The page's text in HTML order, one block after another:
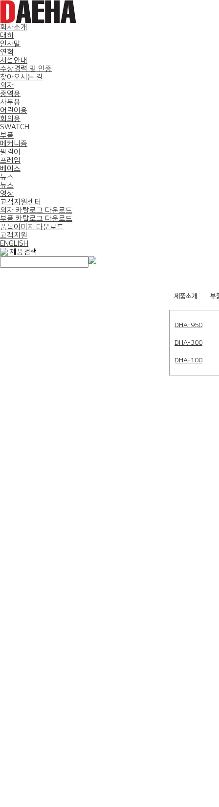
회사소개
대하
인사말
연혁
시설안내
수상경력 및 인증
찾아오시는 길
의자
중역용
사무용
어린이용
회의용
SWATCH
부품
메커니즘
팔걸이
프레임
베이스
뉴스
뉴스
영상
고객지원센터
의자 카탈로그 다운로드
부품 카탈로그 다운로드
품목이미지 다운로드
고객지원
ENGLISH
제품검색
제품소개 부
DHA-950
DHA-300
DHA-100